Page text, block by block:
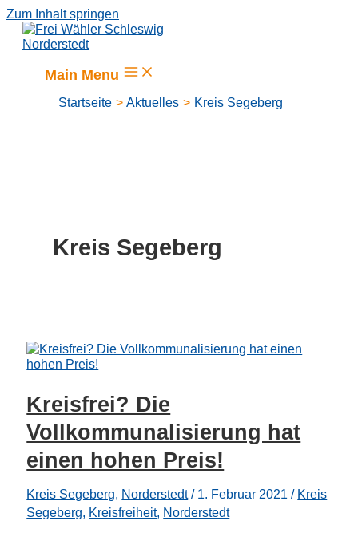
Zum Inhalt springen
Main Menu
Startseite Aktuelles Kreis Segeberg
Kreis Segeberg
Kreisfrei? Die
Vollkommunalisierung hat
einen hohen Preis!
Kreis Segeberg Norderstedt/ 1. Februar 2021/ Kreis
Segeberg Kreisfreiheit, Norderstedt